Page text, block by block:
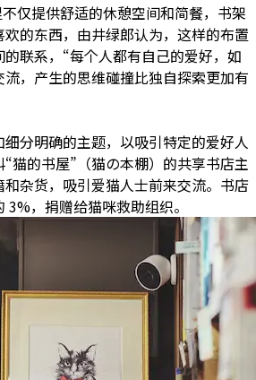
仅提供舒适的休憩空间和简餐，书架
的东西，由井绿郎认为，这样的布置
联系，“每个人都有自己的爱好，如
，产生的思维碰撞比独自探索更加有
分明确的主题，以吸引特定的爱好人
猫的书屋”（猫の本棚）的共享书店主
杂货，吸引爱猫人士前来交流。书店
，捐赠给猫咪救助组织。